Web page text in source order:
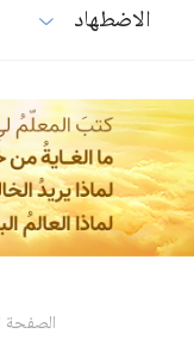
الاضطهاد
الصفحة